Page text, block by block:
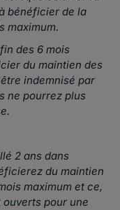
bénéficier de la
maximum.
des 6 mois
du maintien des
indemnisé par
ne pourrez plus
2 ans dans
du maintien
maximum et ce,
pour une